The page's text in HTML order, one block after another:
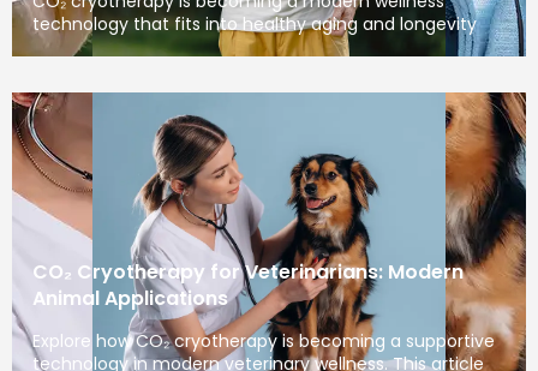
technology that fits into healthy aging and longevity
CO₂ Cryotherapy for Veterinarians: Modern
Animal Applications
Explore how CO₂ cryotherapy is becoming a supportive
technology in modern veterinary wellness. This article